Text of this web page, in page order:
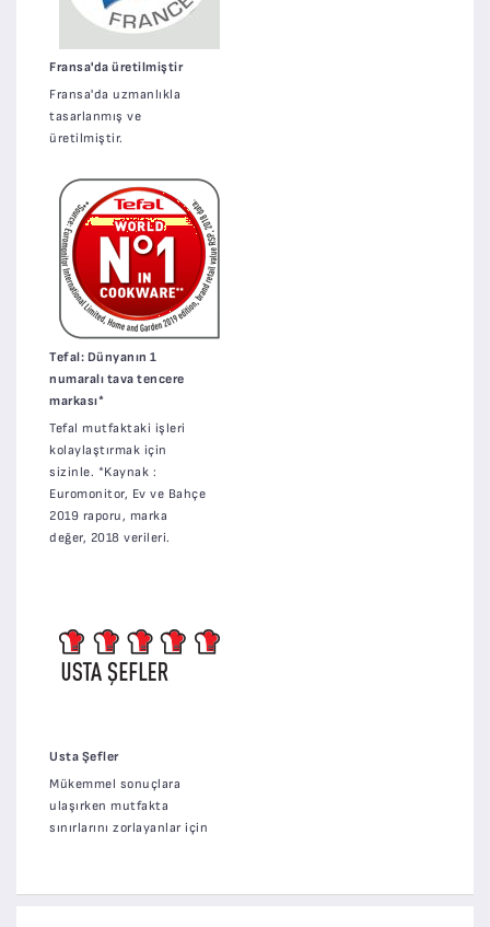
Fransa'da üretilmiştir
Fransa'da uzmanlıkla
tasarlanmış ve
üretilmiştir.
Tefal: Dünyanın 1
numaralı tava tencere
markası*
Tefal mutfaktaki işleri
kolaylaştırmak için
sizinle. *Kaynak :
Euromonitor, Ev ve Bahçe
2019 raporu, marka
değer, 2018 verileri.
Usta Şefler
Mükemmel sonuçlara
ulaşırken mutfakta
sınırlarını zorlayanlar için